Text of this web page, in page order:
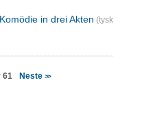
in drei Akten (tysk)
61 Neste>>